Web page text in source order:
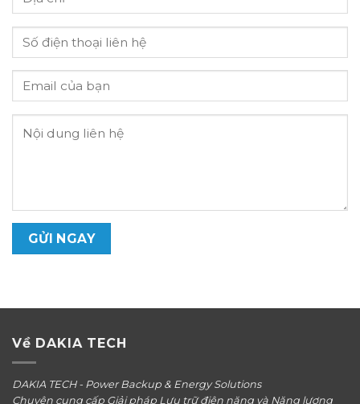
Về DAKIA TECH
DAKIA TECH - Power Backup & Energy Solutions
Chuyên cung cấp Giải pháp Lưu trữ điện năng và Năng lượng